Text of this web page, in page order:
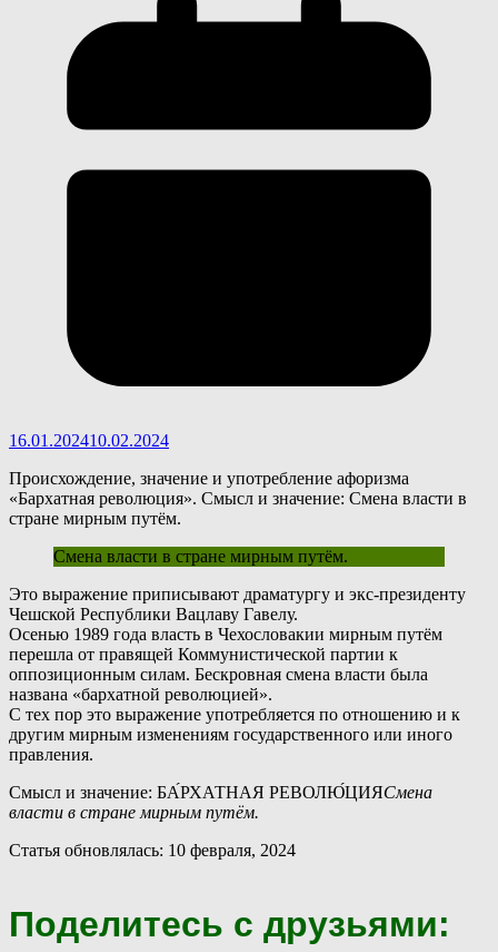
16.01.202410.02.2024
Происхождение, значение и употребление афоризма
«Бархатная революция». Смысл и значение: Смена власти в
стране мирным путём.
Смена власти в стране мирным путём.
Это выражение приписывают драматургу и экс-президенту
Чешской Республики Вацлаву Гавелу.
Осенью 1989 года власть в Чехословакии мирным путём
перешла от правящей Коммунистической партии к
оппозиционным силам. Бескровная смена власти была
названа «бархатной революцией».
С тех пор это выражение употребляется по отношению и к
другим мирным изменениям государственного или иного
правления.
Смысл и значение: БА́РХАТНАЯ РЕВОЛЮ́ЦИЯСмена
власти в стране мирным путём.
Статья обновлялась: 10 февраля, 2024
Поделитесь с друзьями: